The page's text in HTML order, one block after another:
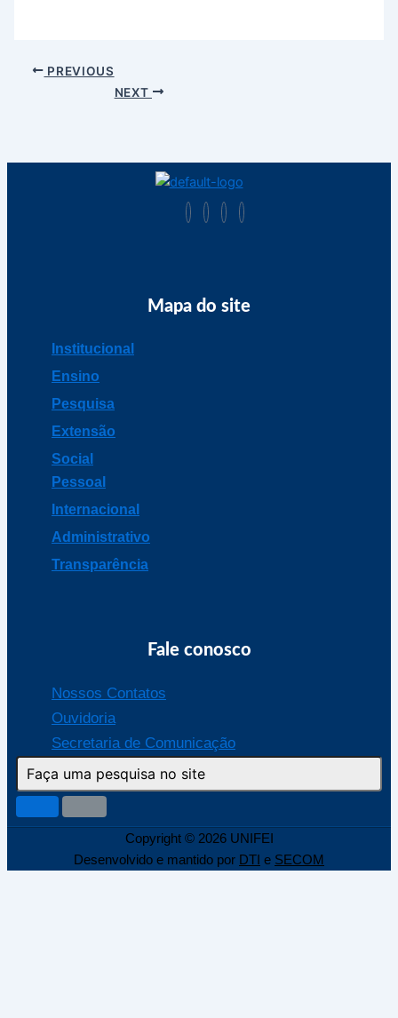
PREVIOUS
NEXT
Mapa do site
Institucional
Ensino
Pesquisa
Extensão
Social
Pessoal
Internacional
Administrativo
Transparência
Fale conosco
Nossos Contatos
Ouvidoria
Secretaria de Comunicação
Copyright © 2026 UNIFEI
Desenvolvido e mantido por DTI e SECOM